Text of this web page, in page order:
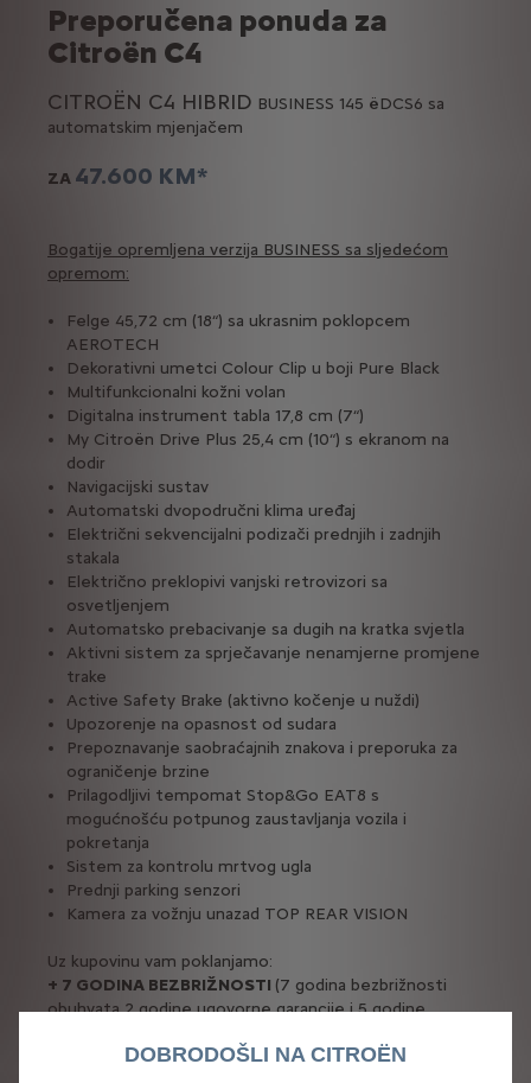
Preporučena ponuda za
Citroën C4
CITROËN C4 HIBRID BUSINESS 145 ëDCS6 sa
automatskim mjenjačem
ZA 47.600 KM*
Bogatije opremljena verzija BUSINESS sa sljedećom
opremom:
Felge 45,72 cm (18“) sa ukrasnim poklopcem
AEROTECH
Dekorativni umetci Colour Clip u boji Pure Black
Multifunkcionalni kožni volan
Digitalna instrument tabla 17,8 cm (7“)
My Citroën Drive Plus 25,4 cm (10“) s ekranom na
dodir
Navigacijski sustav
Automatski dvopodručni klima uređaj
Električni sekvencijalni podizači prednjih i zadnjih
stakala
Električno preklopivi vanjski retrovizori sa
osvetljenjem
Automatsko prebacivanje sa dugih na kratka svjetla
Aktivni sistem za sprječavanje nenamjerne promjene
trake
Active Safety Brake (aktivno kočenje u nuždi)
Upozorenje na opasnost od sudara
Prepoznavanje saobraćajnih znakova i preporuka za
ograničenje brzine
Prilagodljivi tempomat Stop&Go EAT8 s
mogućnošću potpunog zaustavljanja vozila i
pokretanja
Sistem za kontrolu mrtvog ugla
Prednji parking senzori
Kamera za vožnju unazad TOP REAR VISION
Uz kupovinu vam poklanjamo:
+ 7 GODINA BEZBRIŽNOSTI (7 godina bezbrižnosti
obuhvata 2 godine ugovorne garancije i 5 godine
DOBRODOŠLI NA CITROËN